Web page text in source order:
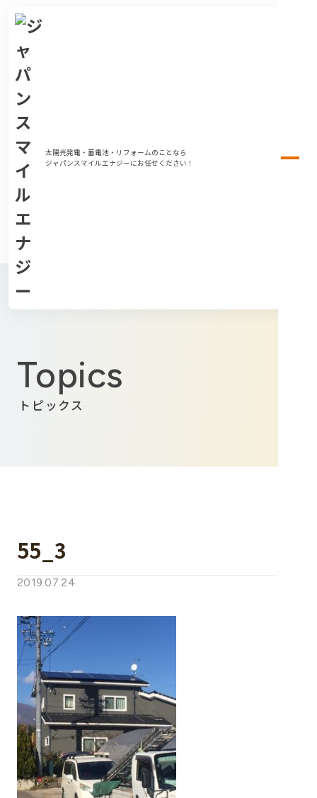
太陽光発電・蓄電池・リフォームのことなら
ジャパンスマイルエナジーにお任せください！
Topics
トピックス
55_3
2019.07.24